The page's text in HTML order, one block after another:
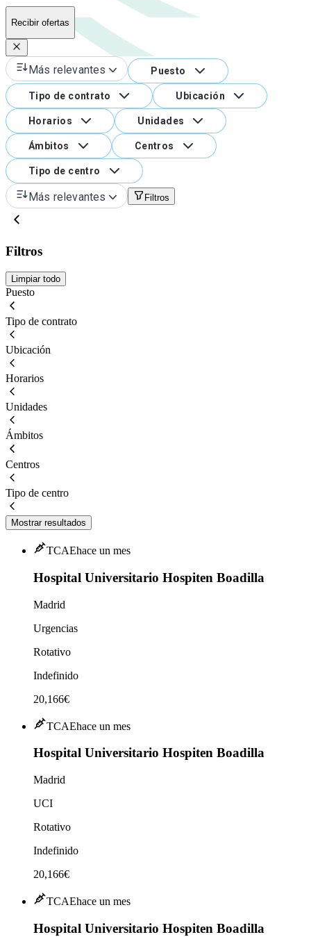
Recibir ofertas
Más relevantes Puesto
Tipo de contrato Ubicación
Horarios Unidades
Ámbitos Centros
Tipo de centro
Más relevantes Filtros
Filtros
Limpiar todo
Puesto
Tipo de contrato
Ubicación
Horarios
Unidades
Ámbitos
Centros
Tipo de centro
Mostrar resultados
TCAEhace un mes
Hospital Universitario Hospiten Boadilla
Madrid
Urgencias
Rotativo
Indefinido
20,166€
TCAEhace un mes
Hospital Universitario Hospiten Boadilla
Madrid
UCI
Rotativo
Indefinido
20,166€
TCAEhace un mes
Hospital Universitario Hospiten Boadilla